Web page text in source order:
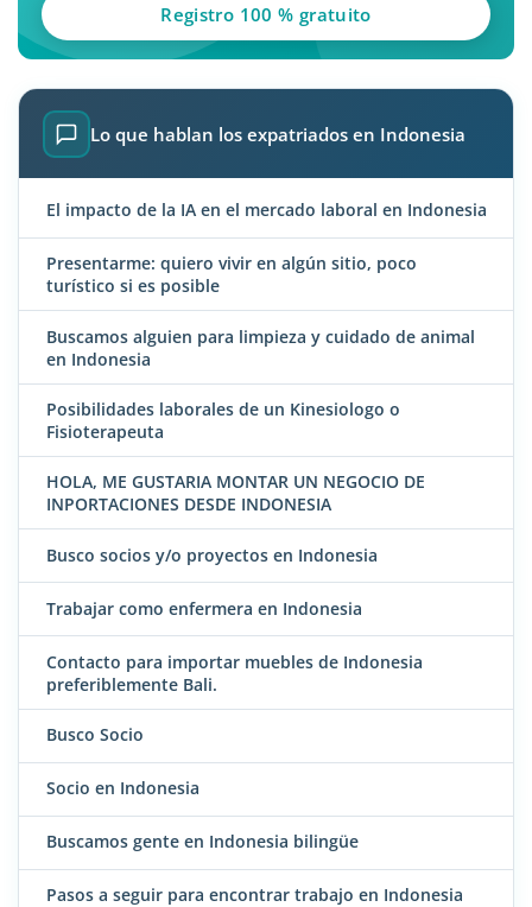
Registro 100 % gratuito
Lo que hablan los expatriados en Indonesia
El impacto de la IA en el mercado laboral en Indonesia
Presentarme: quiero vivir en algún sitio, poco
turístico si es posible
Buscamos alguien para limpieza y cuidado de animal
en Indonesia
Posibilidades laborales de un Kinesiologo o
Fisioterapeuta
HOLA, ME GUSTARIA MONTAR UN NEGOCIO DE
INPORTACIONES DESDE INDONESIA
Busco socios y/o proyectos en Indonesia
Trabajar como enfermera en Indonesia
Contacto para importar muebles de Indonesia
preferiblemente Bali.
Busco Socio
Socio en Indonesia
Buscamos gente en Indonesia bilingüe
Pasos a seguir para encontrar trabajo en Indonesia